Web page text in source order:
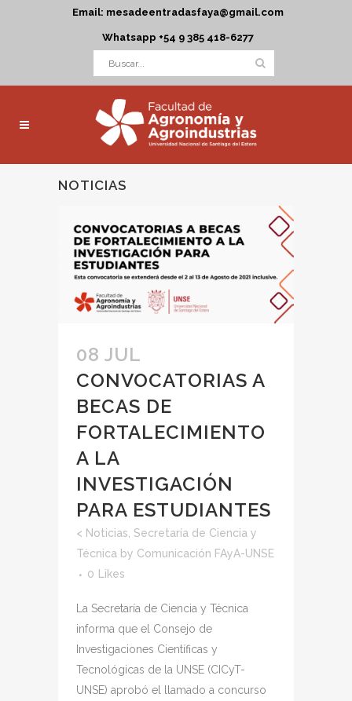
Email: mesadeentradasfaya@gmail.com
Whatsapp +54 9 385 418-6277
NOTICIAS
08 JUL
CONVOCATORIAS A
BECAS DE
FORTALECIMIENTO
A LA
INVESTIGACIÓN
PARA ESTUDIANTES
< Noticias Secretaría de Ciencia y
Técnica by Comunicación FAyA-UNSE
0
Likes
La Secretaría de Ciencia y Técnica
informa que el Consejo de
Investigaciones Científicas y
Tecnológicas de la UNSE (CICyT-
UNSE) aprobó el llamado a concurso